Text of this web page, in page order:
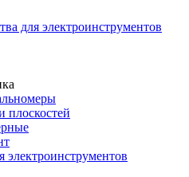
для электроинструментов
плоскостей
электроинструментов